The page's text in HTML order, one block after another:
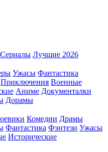
Сериалы Лучшие 2026
Ужасы Фантастика
Приключения Военные
Аниме Документалки
Дорамы
Комедии Драмы
Фантастика Фэнтези Ужасы
Исторические